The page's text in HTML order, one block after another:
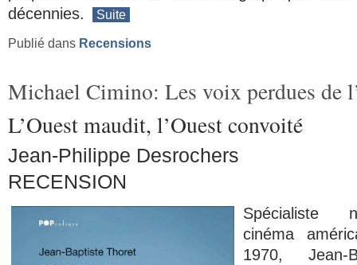
décennies.
Suite
Publié dans Recensions
Michael Cimino: Les voix perdues de
L’Ouest maudit, l’Ouest convoité
Jean-Philippe Desrochers
RECENSION
Spécialiste
cinéma
1970, Jean-